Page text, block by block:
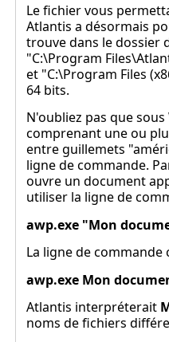
Le fichier vous
Atlantis a désormais
trouve dans le dossier
"C:\Program
et "C:\Program Files
64 bits.
N'oubliez pas que
comprenant une ou
entre guillemets
ligne de commande.
ouvre un document
utiliser la ligne de
awp.exe "Mon
La ligne de commande
awp.exe Mon
Atlantis interpréterait
noms de fichiers